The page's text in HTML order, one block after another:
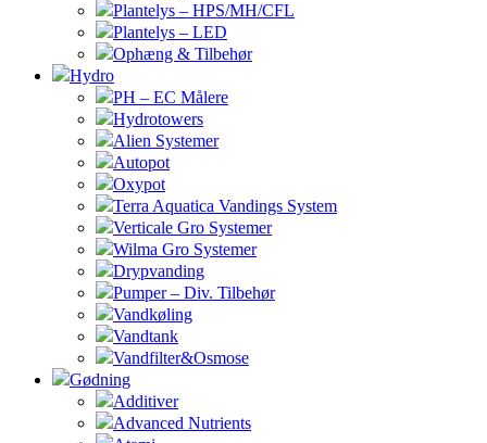
Plantelys – HPS/MH/CFL
Plantelys – LED
Ophæng & Tilbehør
Hydro
PH – EC Målere
Hydrotowers
Alien Systemer
Autopot
Oxypot
Terra Aquatica Vandings System
Verticale Gro Systemer
Wilma Gro Systemer
Drypvanding
Pumper – Div. Tilbehør
Vandkøling
Vandtank
Vandfilter&Osmose
Gødning
Additiver
Advanced Nutrients